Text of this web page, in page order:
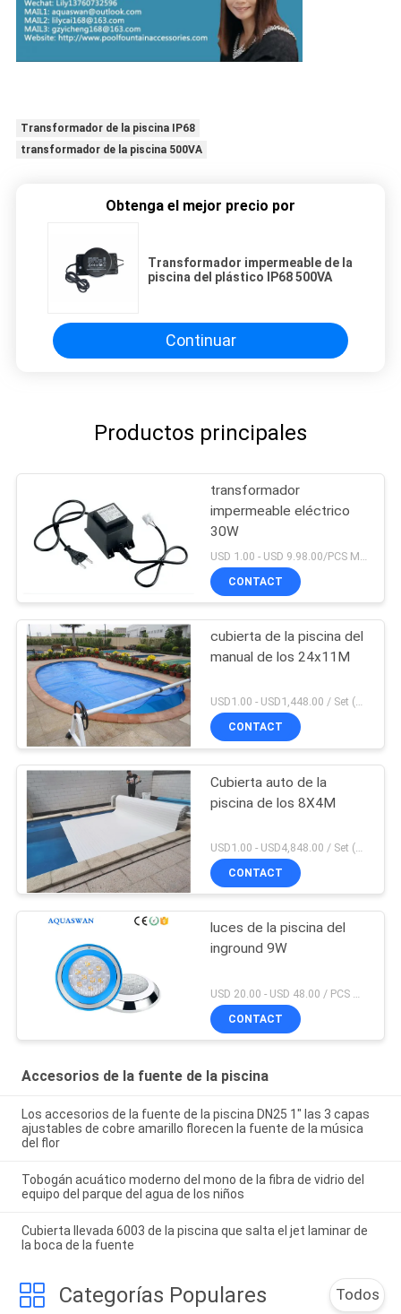
Transformador de la piscina IP68
transformador de la piscina 500VA
Obtenga el mejor precio por
Transformador impermeable de la
piscina del plástico IP68 500VA
Continuar
Productos principales
transformador
impermeable eléctrico
30W
CONTACT
cubierta de la piscina del
manual de los 24x11M
USD1.00 - USD1,448.00 / Set (3 Cover With 3 Roller), Only Cover USD1.50 - USD3.50 / Square Meter MOQ:PC 1
CONTACT
Cubierta auto de la
piscina de los 8X4M
USD1.00 - USD4,848.00 / Set (Cover With Roller), Only Cover USD28.00 - USD40.00 / Square Meter MOQ:PC 1
CONTACT
luces de la piscina del
inground 9W
USD 20.00 - USD 48.00 / PCS MOQ:PC 1
CONTACT
Accesorios de la fuente de la piscina
Los accesorios de la fuente de la piscina DN25 1" las 3 capas
ajustables de cobre amarillo florecen la fuente de la música
del flor
Tobogán acuático moderno del mono de la fibra de vidrio del
equipo del parque del agua de los niños
Cubierta llevada 6003 de la piscina que salta el jet laminar de
la boca de la fuente
Categorías Populares Todos